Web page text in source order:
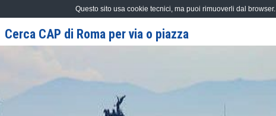
Cerca CAP di Roma per via o piazza
Questo sito usa cookie tecnici, ma puoi rimuoverli dal browser.